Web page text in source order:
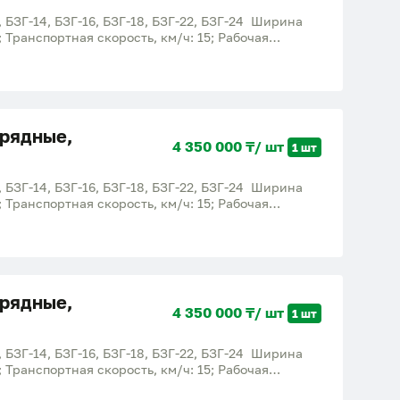
БЗГ-14, БЗГ-16, БЗГ-18, БЗГ-22, БЗГ-24 Ширина
скорость, км/ч: 15; Рабочая
органов, шт: 24 - 48; Транспортная
атаки зубьев; - довсходового и послевсходового
стерни, соломы и растительных
4 350 000 ₸/ шт 1 шт
БЗГ-14, БЗГ-16, БЗГ-18, БЗГ-22, БЗГ-24 Ширина
скорость, км/ч: 15; Рабочая
органов, шт: 24 - 48; Транспортная
атаки зубьев; - довсходового и послевсходового
стерни, соломы и растительных
4 350 000 ₸/ шт 1 шт
БЗГ-14, БЗГ-16, БЗГ-18, БЗГ-22, БЗГ-24 Ширина
скорость, км/ч: 15; Рабочая